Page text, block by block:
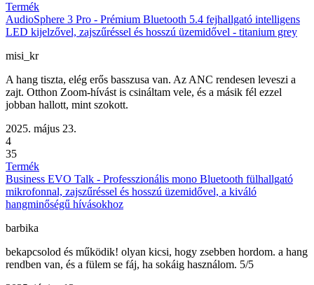
Termék
AudioSphere 3 Pro - Prémium Bluetooth 5.4 fejhallgató intelligens
LED kijelzővel, zajszűréssel és hosszú üzemidővel - titanium grey
misi_kr
A hang tiszta, elég erős basszusa van. Az ANC rendesen leveszi a
zajt. Otthon Zoom-hívást is csináltam vele, és a másik fél ezzel
jobban hallott, mint szokott.
2025. május 23.
4
35
Termék
Business EVO Talk - Professzionális mono Bluetooth fülhallgató
mikrofonnal, zajszűréssel és hosszú üzemidővel, a kiváló
hangminőségű hívásokhoz
barbika
bekapcsolod és működik! olyan kicsi, hogy zsebben hordom. a hang
rendben van, és a fülem se fáj, ha sokáig használom. 5/5